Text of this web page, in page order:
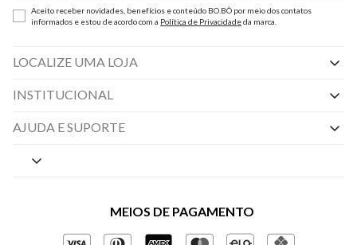
Aceito receber novidades, benefícios e conteúdo BO.BÔ por meio dos contatos
informados e estou de acordo com a Política de Privacidadeda marca.
LOCALIZE UMA LOJA
INSTITUCIONAL
Nossas Lojas
Políticas de Privacidade
Gestão de Privacidade
AJUDA E SUPORTE
Central de Preferências
Perguntas frequentes
Regulamentos e Promoções
MEIOS DE PAGAMENTO